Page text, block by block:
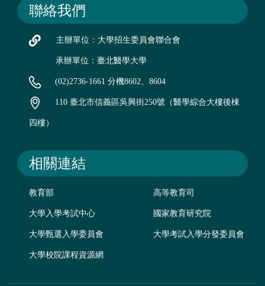
聯絡我們
主辦單位：大學招生委員會聯合會
承辦單位：臺北醫學大學
(02)2736-1661 分機8602、8604
110 臺北市信義區吳興街250號（醫學綜合大樓後棟
四樓）
相關連結
教育部 高等教育司
大學入學考試中心 國家教育研究院
大學甄選入學委員會 大學考試入學分發委員會
大學校院課程資源網